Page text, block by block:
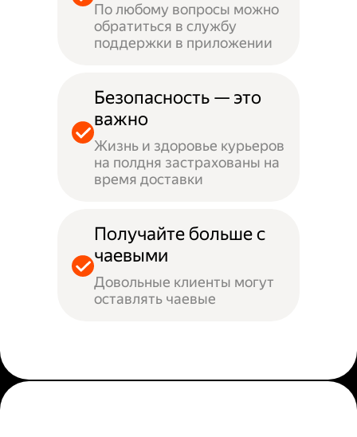
По любому вопросы можно
обратиться в службу
поддержки в приложении
Безопасность — это
важно
Жизнь и здоровье курьеров
на полдня застрахованы на
время доставки
Получайте больше с
чаевыми
Довольные клиенты могут
оставлять чаевые